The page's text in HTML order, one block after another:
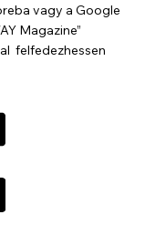
vagy a Google
Magazine”
felfedezhessen